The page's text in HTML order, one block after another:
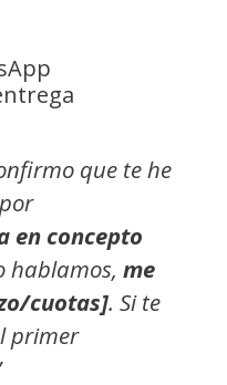
que te he
en concepto
hablamos, me
cuotas]. Si te
primer